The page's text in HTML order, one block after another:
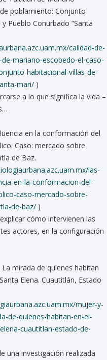
poblamiento: Conjunto
y Pueblo Conurbado “Santa
calidad-de-
mariano-escobedo-el-caso-
habitacional-villas-de-
mari/ )
a lo que significa la vida –
en la conformación del
Caso: mercado sobre
de Baz.
las-
en-la-conformacion-del-
caso-mercado-sobre-
de-baz/ )
cómo intervienen las
actores, en la configuración
mirada de quienes habitan
Elena. Cuautitlán, Estado
mujer-y-
de-quienes-habitan-en-el-
cuautitlan-estado-de-
una investigación realizada